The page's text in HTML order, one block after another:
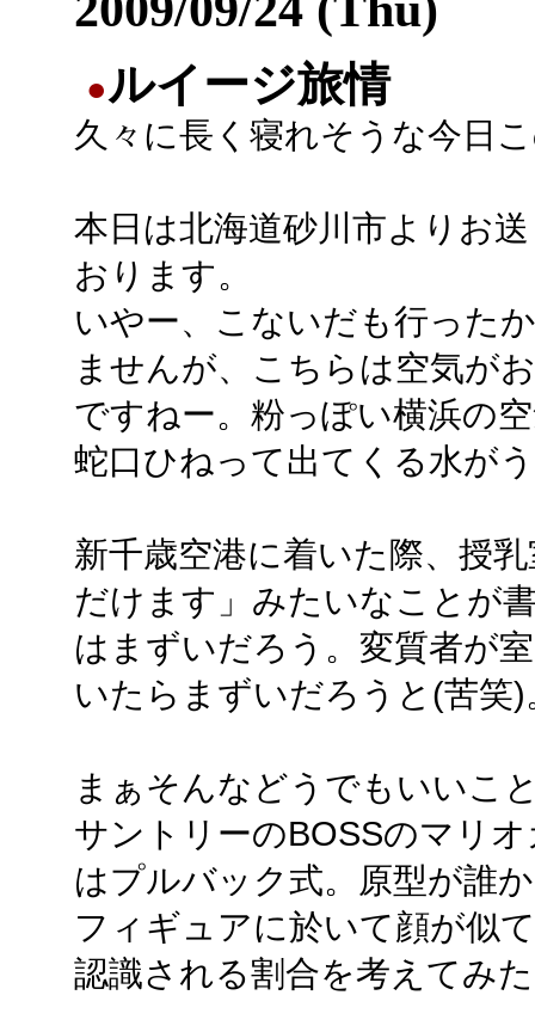
●ルイージ旅情
久々に長く寝れそうな今日
本日は北海道砂川市よりお
おります。
いやー、こないだも行った
ませんが、こちらは空気が
ですねー。粉っぽい横浜の
蛇口ひねって出てくる水が
新千歳空港に着いた際、授
だけます」みたいなことが
はまずいだろう。変質者が
いたらまずいだろうと(苦笑)
まぁそんなどうでもいいこ
サントリーのBOSSのマリ
はプルバック式。原型が誰
フィギュアに於いて顔が似
認識される割合を考えてみ